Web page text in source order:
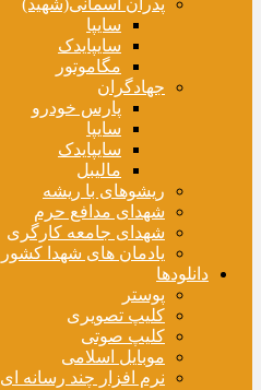
پدران آسمانی(شهید)
سایپا
سایپایدک
مگاموتور
جهادگران
پارس خودرو
سایپا
سایپایدک
مالیبل
ریشوهای با ریشه
شهدای مدافع حرم
شهدای جامعه کارگری
یادمان های شهدا کشور
دانلودها
پوستر
کلیپ تصویری
کلیپ صوتی
موبایل اسلامی
نرم افزار چند رسانه ای